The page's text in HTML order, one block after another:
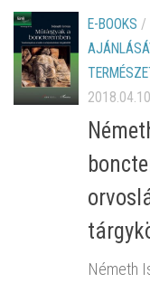
E-BOOKS /
Németh